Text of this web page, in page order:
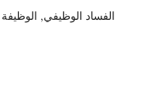
الفساد الوظيفي, الوظيفة